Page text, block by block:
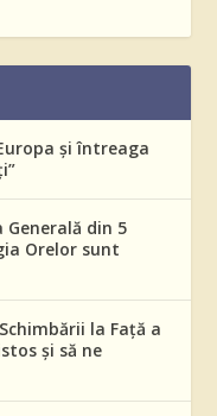
și întreaga
Generală din 5
Orelor sunt
la Față a
și să ne